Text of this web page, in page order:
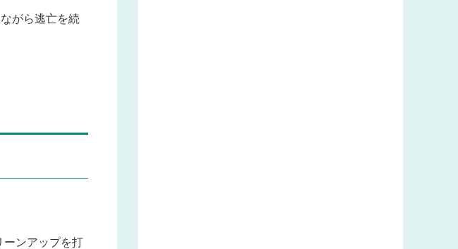
がら逃亡を続
ーンアップを打